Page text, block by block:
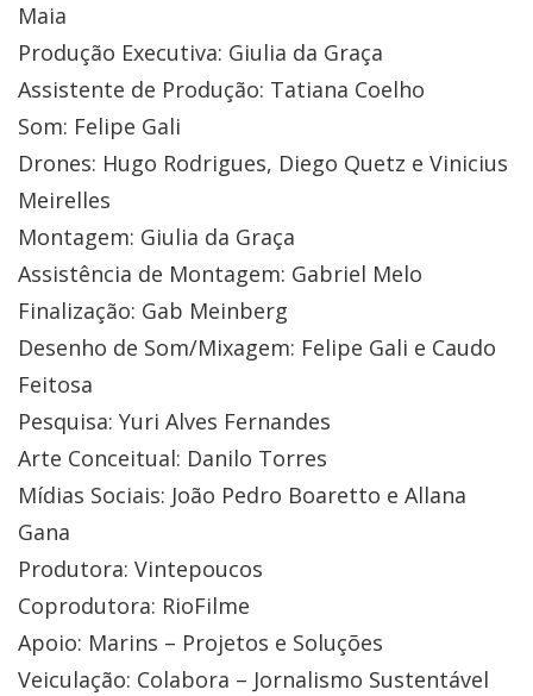
Maia
Produção Executiva: Giulia da Graça
Assistente de Produção: Tatiana Coelho
Som: Felipe Gali
Drones: Hugo Rodrigues, Diego Quetz e Vinicius
Meirelles
Montagem: Giulia da Graça
Assistência de Montagem: Gabriel Melo
Finalização: Gab Meinberg
Desenho de Som/Mixagem: Felipe Gali e Caudo
Feitosa
Pesquisa: Yuri Alves Fernandes
Arte Conceitual: Danilo Torres
Mídias Sociais: João Pedro Boaretto e Allana
Gana
Produtora: Vintepoucos
Coprodutora: RioFilme
Apoio: Marins – Projetos e Soluções
Veiculação: Colabora – Jornalismo Sustentável